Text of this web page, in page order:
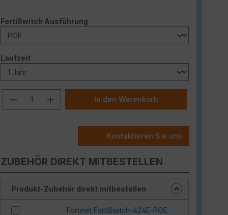
FortiSwitch Ausführung
Laufzeitauswählen
Produkt Anzahl: Gib den
In den Warenkorb
Kontaktieren Sie uns
ZUBEHÖR DIREKT MITBESTELLEN
Produkt-Zubehör direkt mitbestellen
Fortinet FortiSwitch-424E-POE